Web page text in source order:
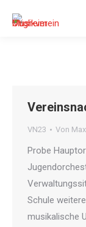
VN23 Von
Probe
Schule
musikalische